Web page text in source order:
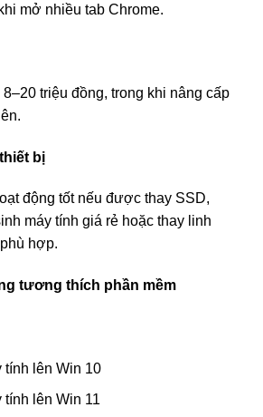
mở nhiều tab Chrome.
triệu đồng, trong khi nâng cấp
bị
động tốt nếu được thay SSD,
máy tính giá rẻ hoặc thay linh
hợp.
tương thích phần mềm
tính lên Win 10
tính lên Win 11